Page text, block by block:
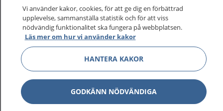
1177 på flera språk
Om 1177
Kontakt Visa
Behandling av personuppgifter
Vi använder kakor, cookies, för att ge dig en förbättrad
upplevelse, sammanställa statistik och för att viss
nödvändig funktionalitet ska fungera på webbplatsen.
Läs mer om hur vi använder kakor
HANTERA KAKOR
GODKÄNN NÖDVÄNDIGA